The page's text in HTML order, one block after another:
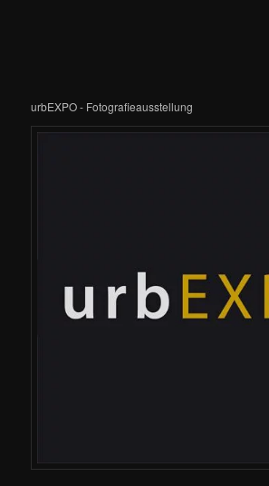
urbEXPO - Fotografieausstellung